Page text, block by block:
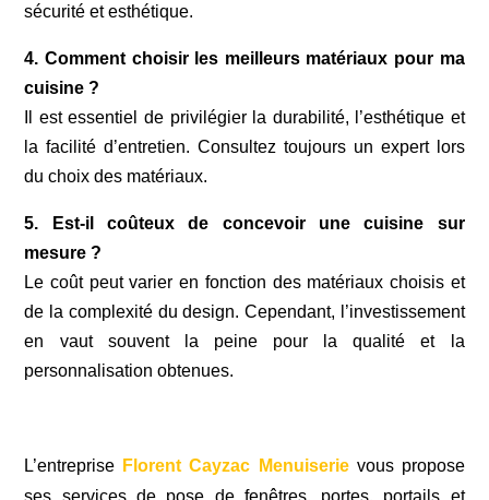
sécurité et esthétique.
4. Comment choisir les meilleurs matériaux pour ma
cuisine ?
Il est essentiel de privilégier la durabilité, l’esthétique et
la facilité d’entretien. Consultez toujours un expert lors
du choix des matériaux.
5. Est-il coûteux de concevoir une cuisine sur
mesure ?
Le coût peut varier en fonction des matériaux choisis et
de la complexité du design. Cependant, l’investissement
en vaut souvent la peine pour la qualité et la
personnalisation obtenues.
L’entreprise Florent Cayzac Menuiserie vous propose
ses services de pose de fenêtres, portes, portails et